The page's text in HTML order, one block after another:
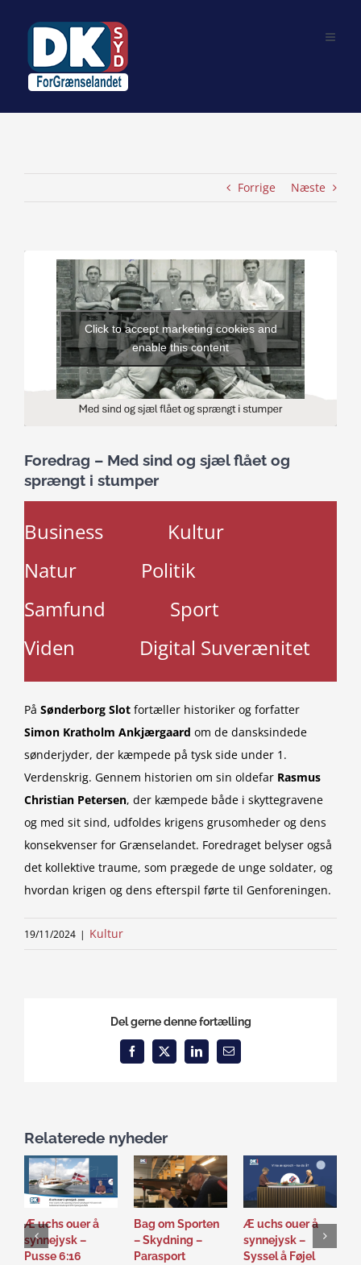
Forrige Næste
Larger
Click to accept marketing cookies and
enable this content
Foredrag – Med sind og sjæl flået og
sprængt i stumper
Business
Kultur
Natur
Politik
Samfund
Sport
Viden
Digital Suverænitet
På Sønderborg Slot fortæller historiker og forfatter
Simon Kratholm Ankjærgaard om de dansksindede
sønderjyder, der kæmpede på tysk side under 1.
Verdenskrig. Gennem historien om sin oldefar Rasmus
Christian Petersen, der kæmpede både i skyttegravene
og med sit sind, udfoldes krigens grusomheder og dens
konsekvenser for Grænselandet. Foredraget belyser også
det kollektive traume, som prægede de unge soldater, og
hvordan krigen og dens efterspil førte til Genforeningen.
19/11/2024 | Kultur
Del gerne denne fortælling
Facebook
X LinkedInEmail
Relaterede nyheder
Æ uchs ouer å
synnejysk –
Pusse 6:16
Bag om Sporten
– Skydning –
Parasport
Æ uchs ouer å
synnejysk –
Syssel å Føjel